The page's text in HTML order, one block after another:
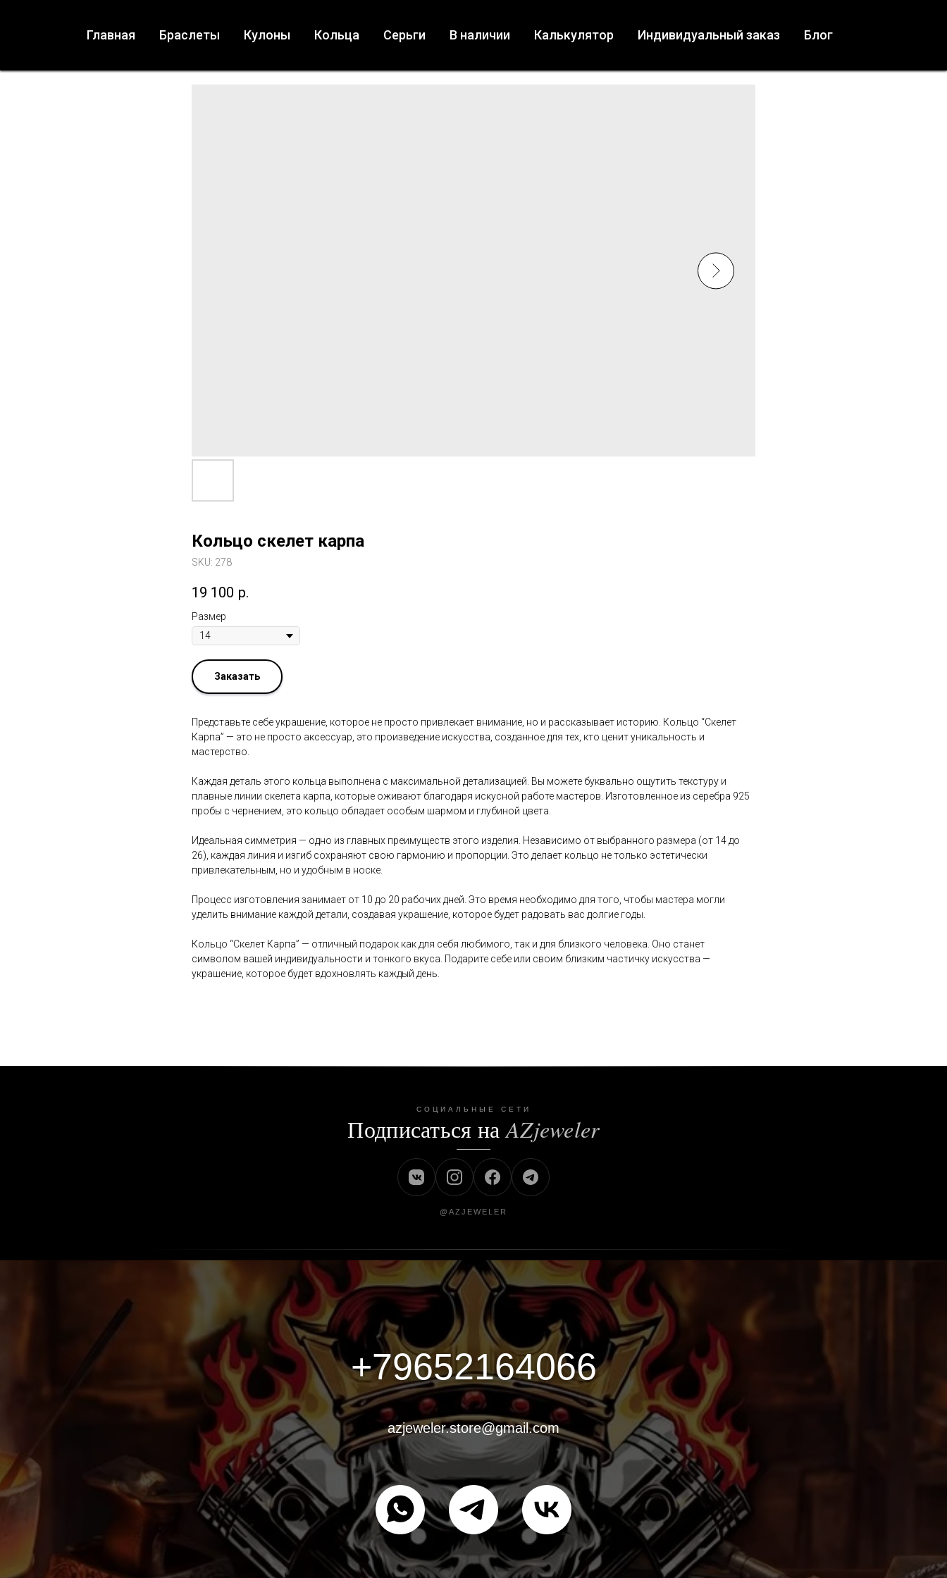
Главная Браслеты Кулоны Кольца Серьги В наличии Калькулятор Индивидуальный заказ Блог
Кольцо скелет карпа
SKU: 278
19 100 р.
Размер
Заказать
Представьте себе украшение, которое не просто привлекает внимание, но и рассказывает историю. Кольцо “Скелет
Карпа” — это не просто аксессуар, это произведение искусства, созданное для тех, кто ценит уникальность и
мастерство.
Каждая деталь этого кольца выполнена с максимальной детализацией. Вы можете буквально ощутить текстуру и
плавные линии скелета карпа, которые оживают благодаря искусной работе мастеров. Изготовленное из серебра 925
пробы с чернением, это кольцо обладает особым шармом и глубиной цвета.
Идеальная симметрия — одно из главных преимуществ этого изделия. Независимо от выбранного размера (от 14 до
26), каждая линия и изгиб сохраняют свою гармонию и пропорции. Это делает кольцо не только эстетически
привлекательным, но и удобным в носке.
Процесс изготовления занимает от 10 до 20 рабочих дней. Это время необходимо для того, чтобы мастера могли
уделить внимание каждой детали, создавая украшение, которое будет радовать вас долгие годы.
Кольцо “Скелет Карпа” — отличный подарок как для себя любимого, так и для близкого человека. Оно станет
символом вашей индивидуальности и тонкого вкуса. Подарите себе или своим близким частичку искусства —
украшение, которое будет вдохновлять каждый день.
СОЦИАЛЬНЫЕ СЕТИ
Подписаться на AZjeweler
@AZJEWELER
+79652164066
azjeweler.store@gmail.com